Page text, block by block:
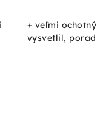
+ veľmi
vysvetlil,